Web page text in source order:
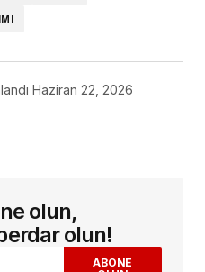
Haziran 22, 2026
olun,
olun!
ABONE